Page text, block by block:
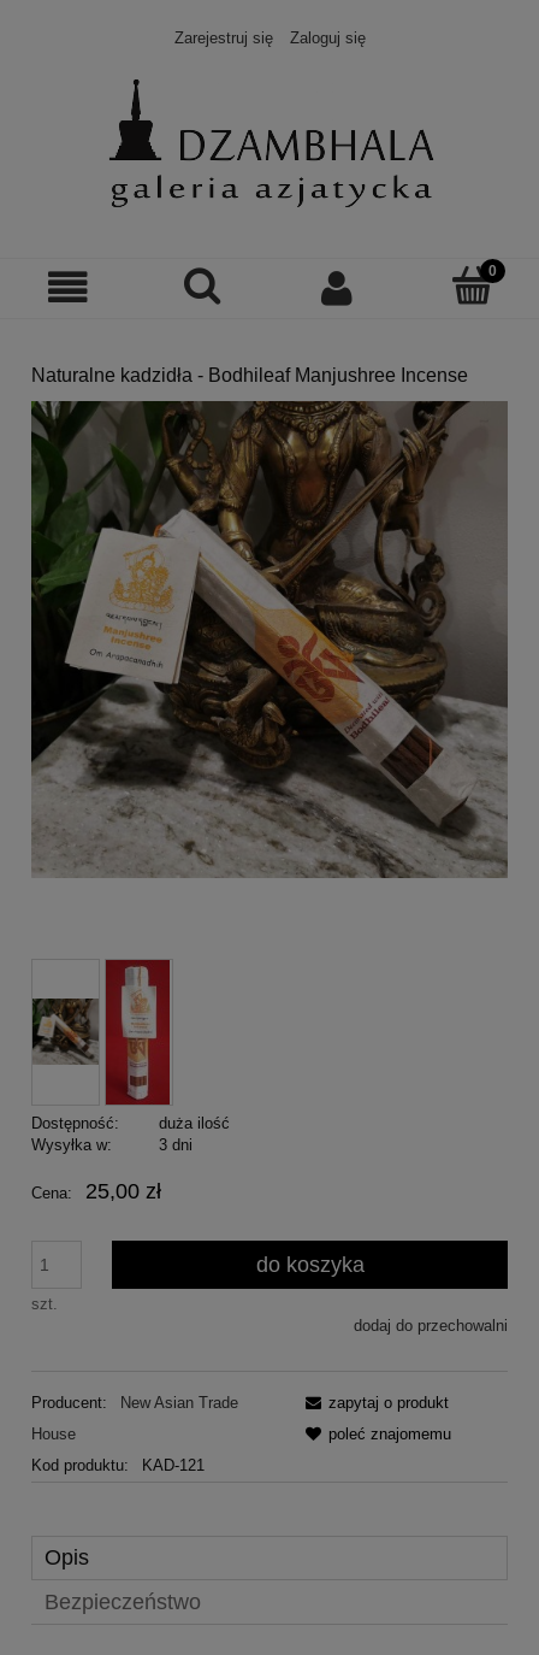
Zarejestruj się Zaloguj się
Naturalne kadzidła - Bodhileaf Manjushree Incense
Dostępność:
duża ilość
Wysyłka w:
3 dni
Cena: 25,00 zł
szt.
do koszyka
dodaj do przechowalni
Producent:
New Asian Trade
House
Kod produktu:
KAD-121
zapytaj o produkt
poleć znajomemu
Opis
Bezpieczeństwo